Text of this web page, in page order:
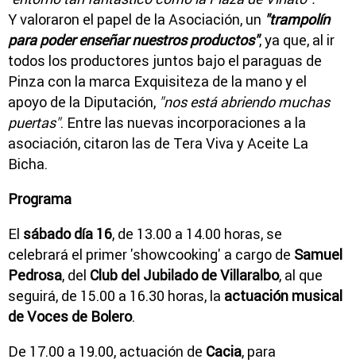
Y valoraron el papel de la Asociación, un "trampolín
para poder enseñar nuestros productos", ya que, al ir
todos los productores juntos bajo el paraguas de
Pinza con la marca Exquisiteza de la mano y el
apoyo de la Diputación, "nos está abriendo muchas
puertas". Entre las nuevas incorporaciones a la
asociación, citaron las de Tera Viva y Aceite La
Bicha.
Programa
El sábado día 16, de 13.00 a 14.00 horas, se
celebrará el primer 'showcooking' a cargo de Samuel
Pedrosa, del Club del Jubilado de Villaralbo, al que
seguirá, de 15.00 a 16.30 horas, la actuación musical
deVoces de Bolero.
De 17.00 a 19.00, actuación de Cacia, para